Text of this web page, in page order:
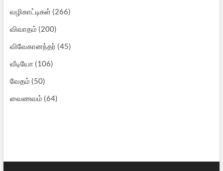
வழிகாட்டிகள்(266)
விவாதம் (200)
விவேகானந்தர் (45)
வீடியோ (106)
வேதம் (50)
வைணவம் (64)